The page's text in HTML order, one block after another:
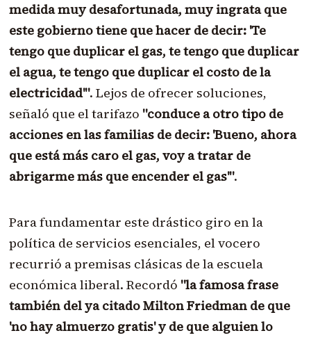
medida muy desafortunada, muy ingrata que
este gobierno tiene que hacer de decir: 'Te
tengo que duplicar el gas, te tengo que duplicar
el agua, te tengo que duplicar el costo de la
electricidad'". Lejos de ofrecer soluciones,
señaló que el tarifazo "conduce a otro tipo de
acciones en las familias de decir: 'Bueno, ahora
que está más caro el gas, voy a tratar de
abrigarme más que encender el gas'".
Para fundamentar este drástico giro en la
política de servicios esenciales, el vocero
recurrió a premisas clásicas de la escuela
económica liberal. Recordó "la famosa frase
también del ya citado Milton Friedman de que
'no hay almuerzo gratis' y de que alguien lo